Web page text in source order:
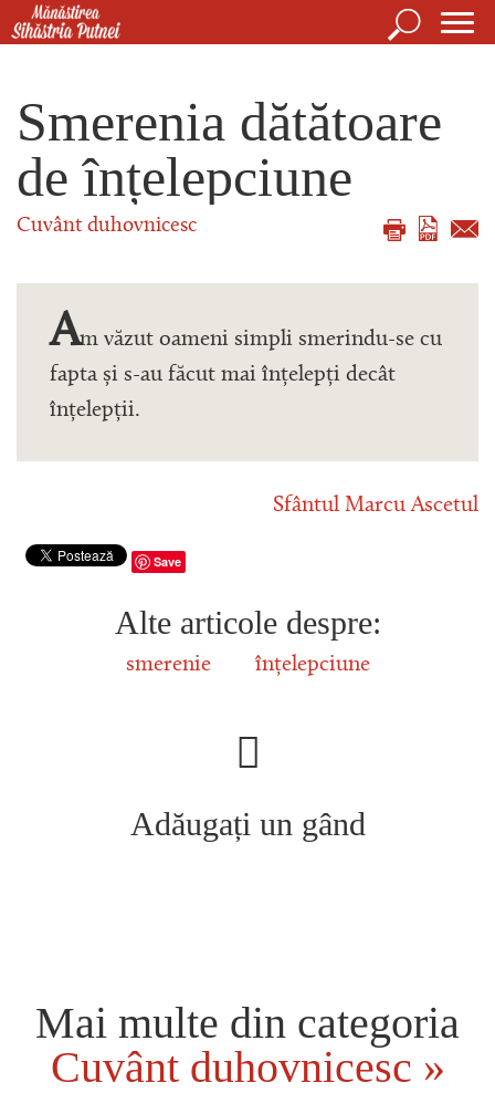
Mergi la conţinutul principal
Căutare
Smerenia dătătoare
de înțelepciune
Cuvânt duhovnicesc
Am văzut oameni simpli smerindu-se cu
fapta și s-au făcut mai înțelepți decât
înțelepții.
Sfântul Marcu Ascetul
Save
Alte articole despre:
smerenie înțelepciune
Adăugați un gând
Mai multe din categoria
Cuvânt duhovnicesc »